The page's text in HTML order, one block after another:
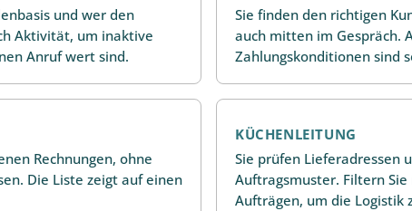
und wer den
Aktivität, um inaktive
Anruf wert sind.
Sie finden den richtigen
auch mitten im Gespräch.
Zahlungskonditionen sind
Rechnungen, ohne
Die Liste zeigt auf einen
KÜCHENLEITUNG
Sie prüfen Lieferadressen
Auftragsmuster. Filtern
Aufträgen, um die Logistik